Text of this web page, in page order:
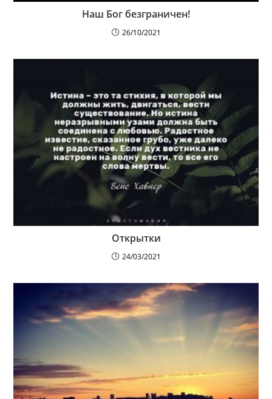
Наш Бог безграничен!
26/10/2021
Открытки
24/03/2021